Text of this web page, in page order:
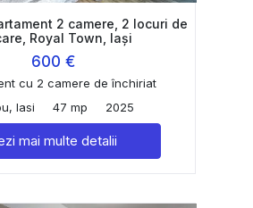
2 camere, 2 locuri de
Royal Town, Iași
600 €
cu 2 camere de închiriat
Iasi
47 mp 2025
mai multe detalii